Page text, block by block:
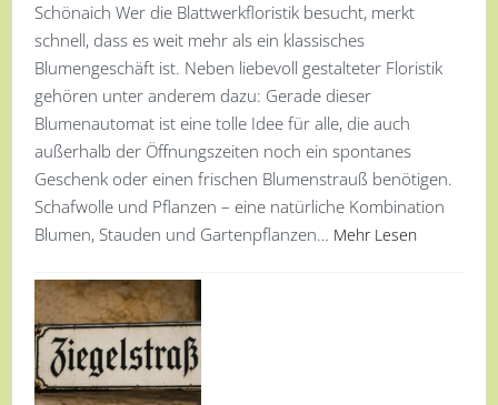
Schönaich Wer die Blattwerkfloristik besucht, merkt
schnell, dass es weit mehr als ein klassisches
Blumengeschäft ist. Neben liebevoll gestalteter Floristik
gehören unter anderem dazu: Gerade dieser
Blumenautomat ist eine tolle Idee für alle, die auch
außerhalb der Öffnungszeiten noch ein spontanes
Geschenk oder einen frischen Blumenstrauß benötigen.
Schafwolle und Pflanzen – eine natürliche Kombination
Blumen, Stauden und Gartenpflanzen… Mehr Lesen